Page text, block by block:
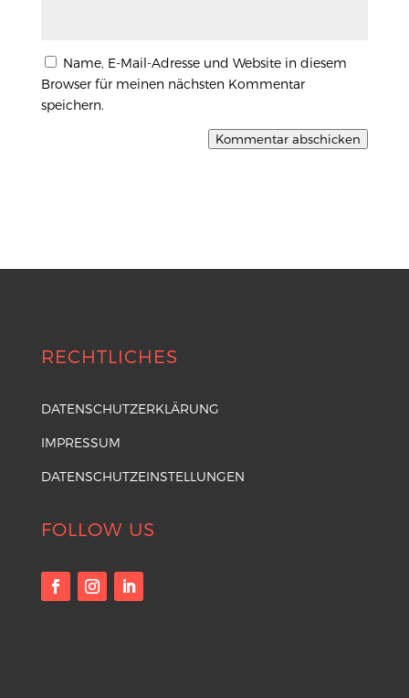
Name, E-Mail-Adresse und Website in diesem
Browser für meinen nächsten Kommentar
speichern.
Kommentar abschicken
RECHTLICHES
DATENSCHUTZERKLÄRUNG
IMPRESSUM
DATENSCHUTZEINSTELLUNGEN
FOLLOW US